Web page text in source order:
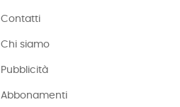
Contatti
Chi siamo
Pubblicità
Abbonamenti